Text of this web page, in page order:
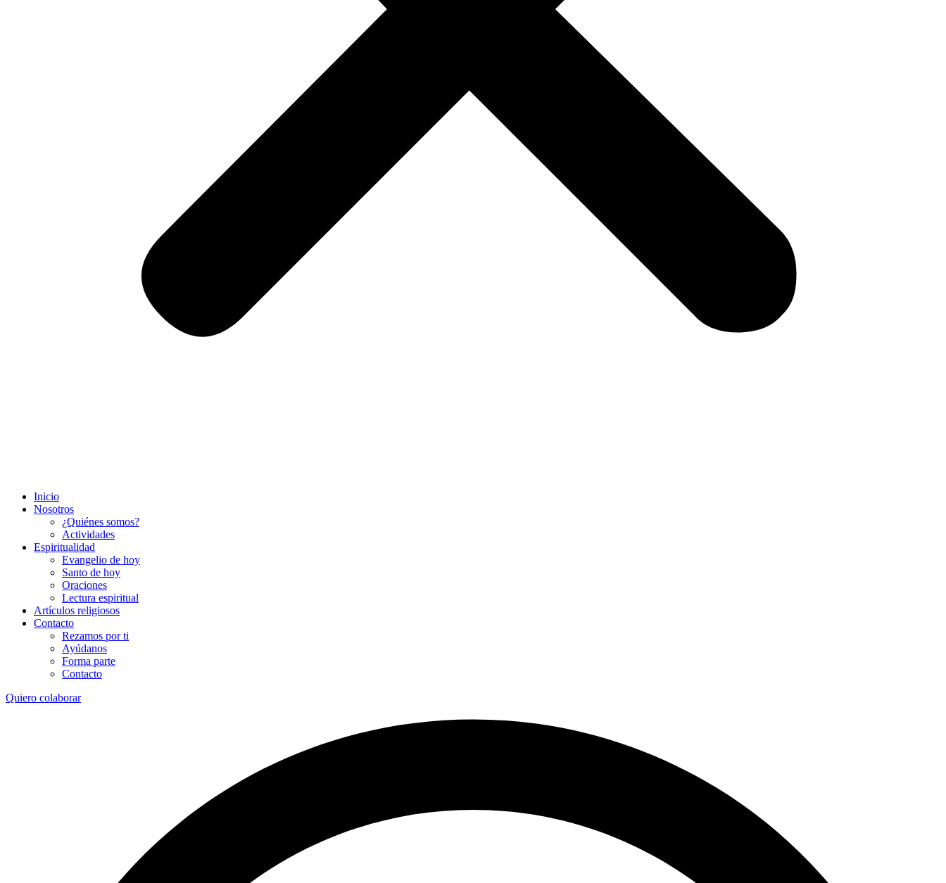
Inicio
Nosotros
¿Quiénes somos?
Actividades
Espiritualidad
Evangelio de hoy
Santo de hoy
Oraciones
Lectura espiritual
Artículos religiosos
Contacto
Rezamos por ti
Ayúdanos
Forma parte
Contacto
Quiero colaborar